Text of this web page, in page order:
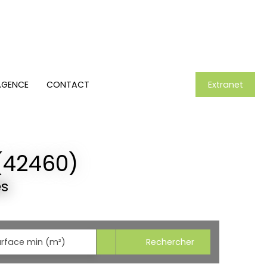
CONTACT Extranet
min (m²) Rechercher